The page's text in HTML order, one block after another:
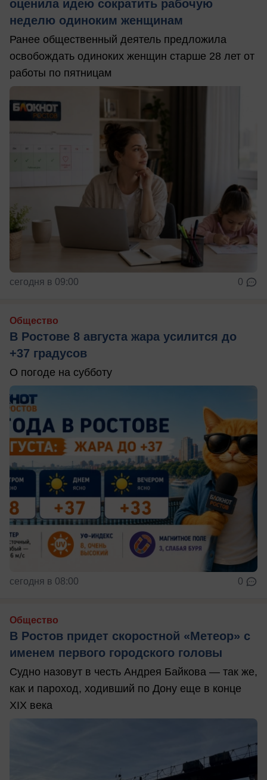
оценила идею сократить рабочую
неделю одиноким женщинам
Ранее общественный деятель предложила
освобождать одиноких женщин старше 28 лет от
работы по пятницам
сегодня в 09:00 0
Общество
В Ростове 8 августа жара усилится до
+37 градусов
О погоде на субботу
сегодня в 08:00 0
Общество
В Ростов придет скоростной «Метеор» с
именем первого городского головы
Судно назовут в честь Андрея Байкова — так же,
как и пароход, ходивший по Дону еще в конце
XIX века